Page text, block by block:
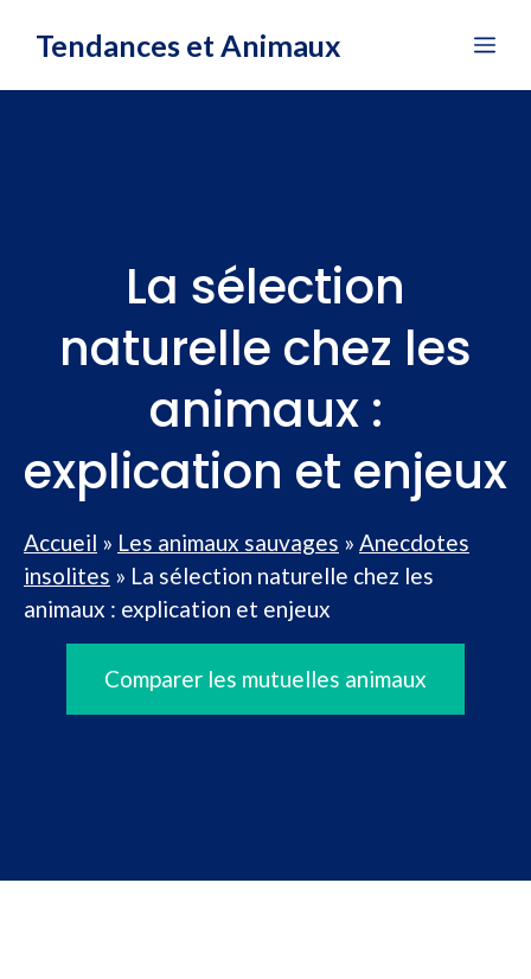
Tendances et Animaux
La sélection
naturelle chez les
animaux :
explication et enjeux
Accueil » Les animaux sauvages » Anecdotes
insolites » La sélection naturelle chez les
animaux : explication et enjeux
Comparer les mutuelles animaux